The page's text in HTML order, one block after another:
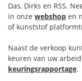
Das, Dirks en RSS.
in onze webshop en
of kunststof
Naast de verkoop
keuren van uw
keuringsrapportage.